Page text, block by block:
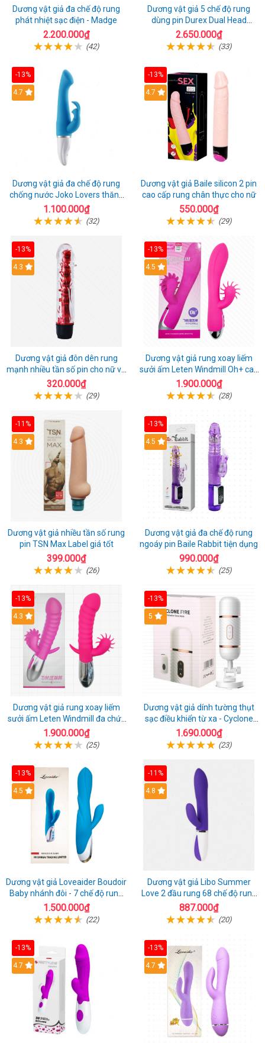
Dương vật giả đa chế độ rung
phát nhiệt sạc điện - Madge
2.200.000₫
(42)
Dương vật giả 5 chế độ rung
dùng pin Durex Dual Head
Pulsing
2.650.000₫
(33)
-13%
Hot
4.7
Dương vật giả đa chế độ rung
chống nước Joko Lovers thăng
hoa
1.100.000₫
(32)
-13%
4.7
Dương vật giả Baile silicon 2 pin
cao cấp rung chân thực cho nữ
550.000₫
(29)
-13%
4.3
Dương vật giả đôn dên rung
mạnh nhiều tần số pin cho nữ và
cặp đôi
320.000₫
(29)
-13%
4.5
Dương vật giả rung xoay liếm
sưởi ấm Leten Windmill Oh+ cao
cấp
1.900.000₫
(28)
-11%
4.3
Dương vật giả nhiều tần số rung
pin TSN Max Label giá tốt
399.000₫
(26)
-13%
4.5
Dương vật giả đa chế độ rung
ngoáy pin Baile Rabbit tiện dụng
990.000₫
(25)
-13%
4.3
Dương vật giả rung xoay liếm
sưởi ấm Leten Windmill đa chức
năng
1.900.000₫
(25)
-13%
5
Dương vật giả dính tường thụt
sạc điều khiển từ xa - Cyclone
Fire
1.690.000₫
(23)
-13%
4.5
Dương vật giả Loveaider Boudoir
Baby nhánh đôi - 7 chế độ rung
sạc điện
1.500.000₫
(22)
-11%
4.8
Dương vật giả Libo Summer
Love 2 đầu rung 68 chế độ rung
sạc pin thỏa mãn
887.000₫
(20)
-13%
4.7
-13%
4.7